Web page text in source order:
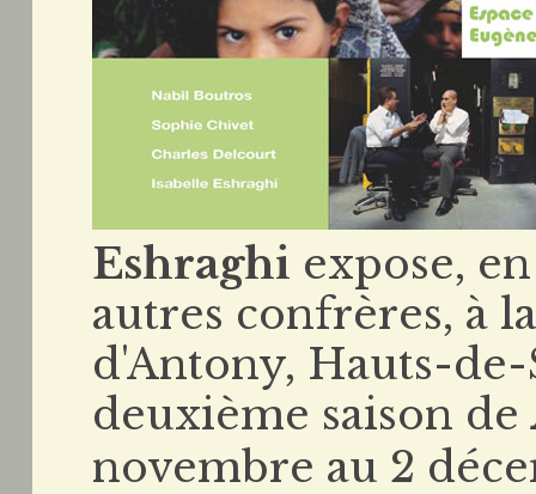
Eshraghi expose,
autres confrères, à
d'Antony, Hauts-de-
deuxième saison de
novembre au 2